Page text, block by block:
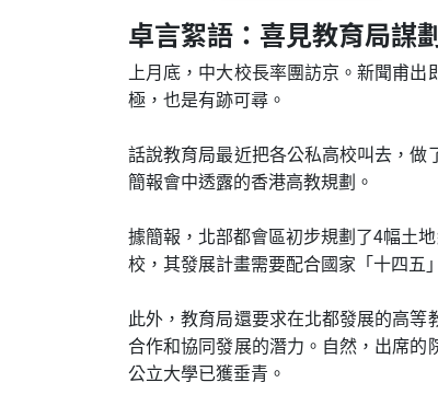
卓言絮語：喜見教育局謀
上月底，中大校長率團訪京。新聞甫
極，也是有跡可尋。
話說教育局最近把各公私高校叫去，
簡報會中透露的香港高教規劃。
據簡報，北部都會區初步規劃了4幅土
校，其發展計畫需要配合國家「十四五
此外，教育局還要求在北都發展的高
合作和協同發展的潛力。自然，出席
公立大學已獲垂青。